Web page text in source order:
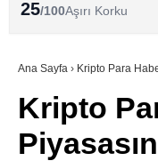
SÖZLÜK
25/100Aşırı Korku
Ana Sayfa › Kripto Para
Kripto